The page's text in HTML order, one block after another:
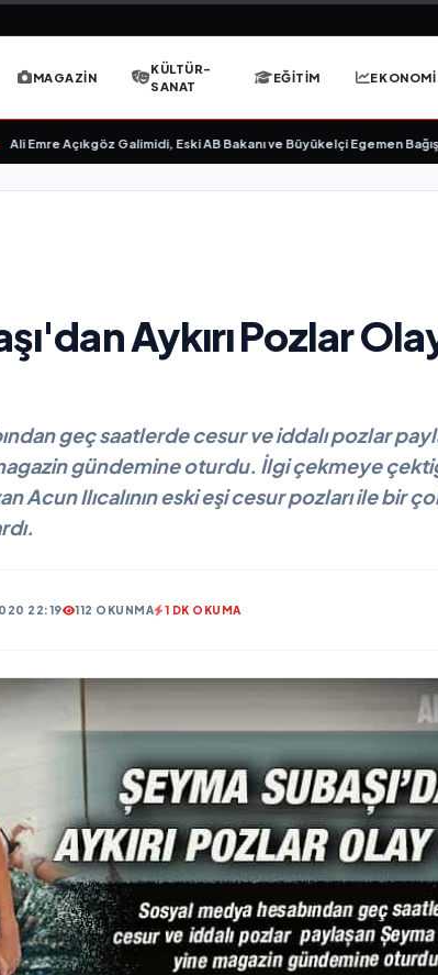
MAGAZIN
KÜLTÜR-
SANAT
EĞITIM EKONOMI
Açıkgöz Galimidi, Eski AB Bakanı ve Büyükelçi Egemen Bağış ile
Aykırı Pozlar
geç saatlerde cesur ve iddalı pozlar
gündemine oturdu. İlgi çekmeye
Acun Ilıcalının eski eşi cesur pozları ile bir
22:19 112 OKUNMA 1 DK OKUMA